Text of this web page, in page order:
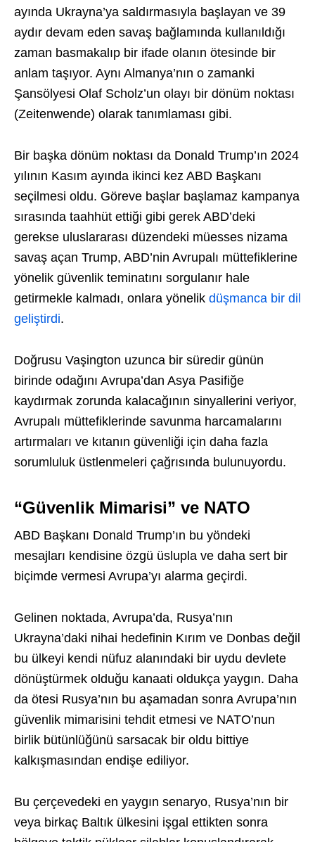
ayında Ukrayna’ya saldırmasıyla başlayan ve 39
aydır devam eden savaş bağlamında kullanıldığı
zaman basmakalıp bir ifade olanın ötesinde bir
anlam taşıyor. Aynı Almanya’nın o zamanki
Şansölyesi Olaf Scholz’un olayı bir dönüm noktası
(Zeitenwende) olarak tanımlaması gibi.
Bir başka dönüm noktası da Donald Trump’ın 2024
yılının Kasım ayında ikinci kez ABD Başkanı
seçilmesi oldu. Göreve başlar başlamaz kampanya
sırasında taahhüt ettiği gibi gerek ABD’deki
gerekse uluslararası düzendeki müesses nizama
savaş açan Trump, ABD’nin Avrupalı müttefiklerine
yönelik güvenlik teminatını sorgulanır hale
getirmekle kalmadı, onlara yönelik düşmanca bir dil
geliştirdi.
Doğrusu Vaşington uzunca bir süredir günün
birinde odağını Avrupa’dan Asya Pasifiğe
kaydırmak zorunda kalacağının sinyallerini veriyor,
Avrupalı müttefiklerinde savunma harcamalarını
artırmaları ve kıtanın güvenliği için daha fazla
sorumluluk üstlenmeleri çağrısında bulunuyordu.
“Güvenlik Mimarisi” ve NATO
ABD Başkanı Donald Trump’ın bu yöndeki
mesajları kendisine özgü üslupla ve daha sert bir
biçimde vermesi Avrupa’yı alarma geçirdi.
Gelinen noktada, Avrupa’da, Rusya’nın
Ukrayna’daki nihai hedefinin Kırım ve Donbas değil
bu ülkeyi kendi nüfuz alanındaki bir uydu devlete
dönüştürmek olduğu kanaati oldukça yaygın. Daha
da ötesi Rusya’nın bu aşamadan sonra Avrupa’nın
güvenlik mimarisini tehdit etmesi ve NATO’nun
birlik bütünlüğünü sarsacak bir oldu bittiye
kalkışmasından endişe ediliyor.
Bu çerçevedeki en yaygın senaryo, Rusya’nın bir
veya birkaç Baltık ülkesini işgal ettikten sonra